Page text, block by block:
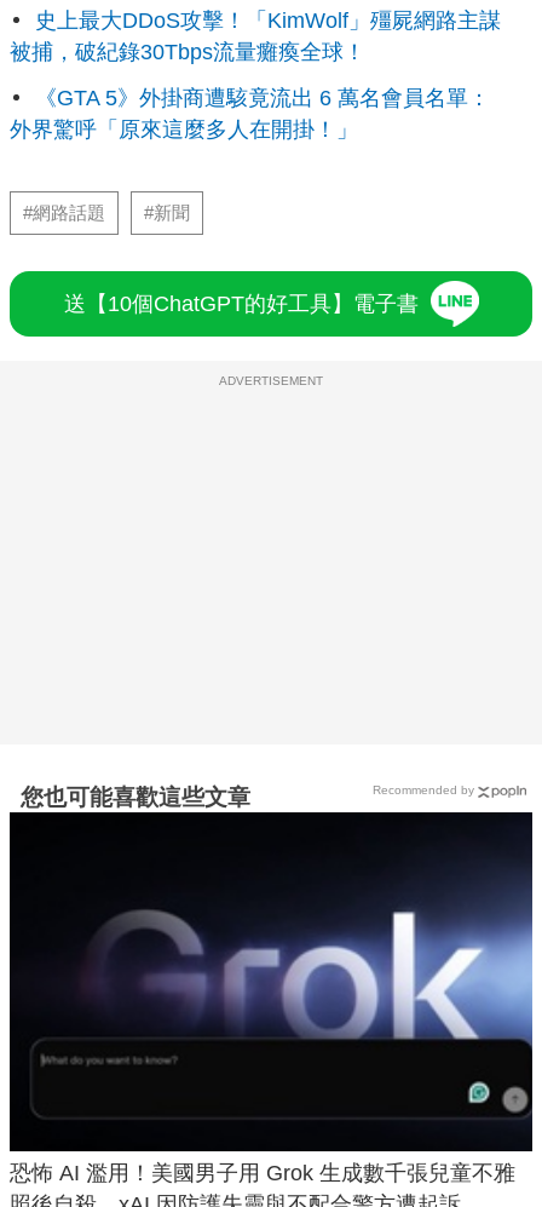
史上最大DDoS攻擊！「KimWolf」殭屍網路主謀
被捕，破紀錄30Tbps流量癱瘓全球！
《GTA 5》外掛商遭駭竟流出 6 萬名會員名單：
外界驚呼「原來這麼多人在開掛！」
#網路話題 #新聞
送【10個ChatGPT的好工具】電子書
ADVERTISEMENT
您也可能喜歡這些文章
恐怖 AI 濫用！美國男子用 Grok 生成數千張兒童不雅
Recommended by